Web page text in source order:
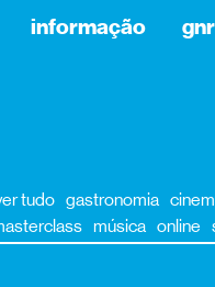
informação
tudo gastronomia
música online